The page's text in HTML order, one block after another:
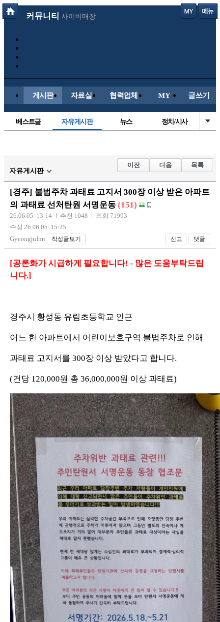
커뮤니티 사이버매장
게시판 자료실 협력업체 MY 글쓰기
베스트글 자유게시판 뉴스 정치/시사
해외축구
국내축구
자유게시판
이전 다음 목록
[경주] 불법주차 과태료 고지서 300장 이상 받은 아파트
의 과태료 선처탄원 서명운동 (151)
26.06.05 13:14 추천 1048
조회 71993
수정 26.06.05 15:25
GyeongjuInn
작성글보기 신고 댓글
[공론화가 시급하게 필요합니다! - 많은 도움부탁드립
니다.]
경주시 황성동 유림초등학교 인근
어느 한 아파트에서 어린이보호구역 불법주차로 인해
과태료 고지서를 300장 이상 받았다고 합니다.
(건당 120,000원 총 36,000,000원 이상 과태료)